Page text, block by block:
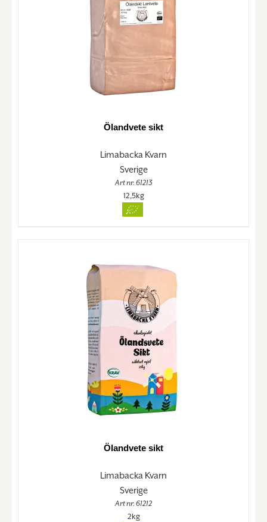
Ölandvete sikt
Limabacka Kvarn
Sverige
Art nr. 61213
12,5kg
Ölandvete sikt
Limabacka Kvarn
Sverige
Art nr. 61212
2kg